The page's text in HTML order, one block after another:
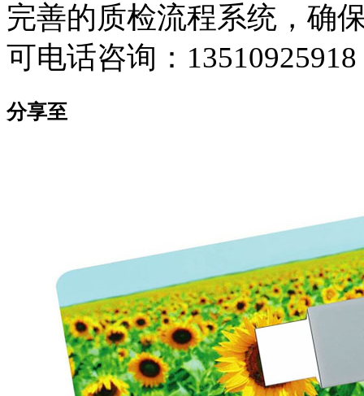
完善的质检流程系统，确
可电话咨询：13510925918
分享至